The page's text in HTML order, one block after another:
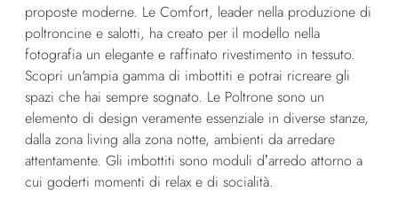
proposte moderne. Le Comfort, leader nella produzione di
poltroncine e salotti, ha creato per il modello nella
fotografia un elegante e raffinato rivestimento in tessuto.
Scopri un'ampia gamma di imbottiti e potrai ricreare gli
spazi che hai sempre sognato. Le Poltrone sono un
elemento di design veramente essenziale in diverse stanze,
dalla zona living alla zona notte, ambienti da arredare
attentamente. Gli imbottiti sono moduli d’arredo attorno a
cui goderti momenti di relax e di socialità.